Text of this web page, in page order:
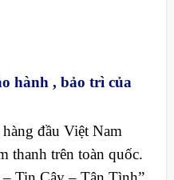
hành , bảo trì của
đầu Việt Nam
thanh trên toàn quốc.